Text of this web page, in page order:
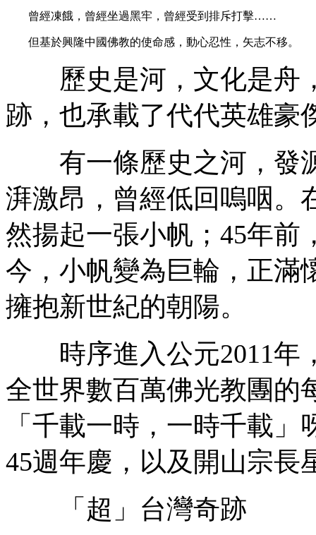
曾經凍餓，曾經坐過黑牢，曾經受到排斥打擊……
但基於興隆中國佛教的使命感，動心忍性，矢志不移。
歷史是河，文化是舟
跡，也承載了代代英雄豪
有一條歷史之河，發源
湃激昂，曾經低回嗚咽。
然揚起一張小帆；45年前
今，小帆變為巨輪，正滿
擁抱新世紀的朝陽。
時序進入公元2011年
全世界數百萬佛光教團的
「千載一時，一時千載
45週年慶，以及開山宗長
「超」台灣奇跡